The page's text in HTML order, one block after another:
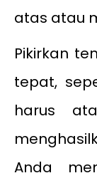
atas atau
Pikirkan
tepat,
harus
Anda